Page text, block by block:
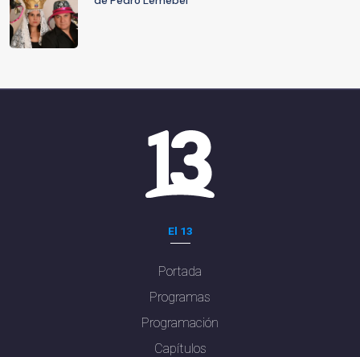
El 13
Portada
Programas
Programación
Capítulos